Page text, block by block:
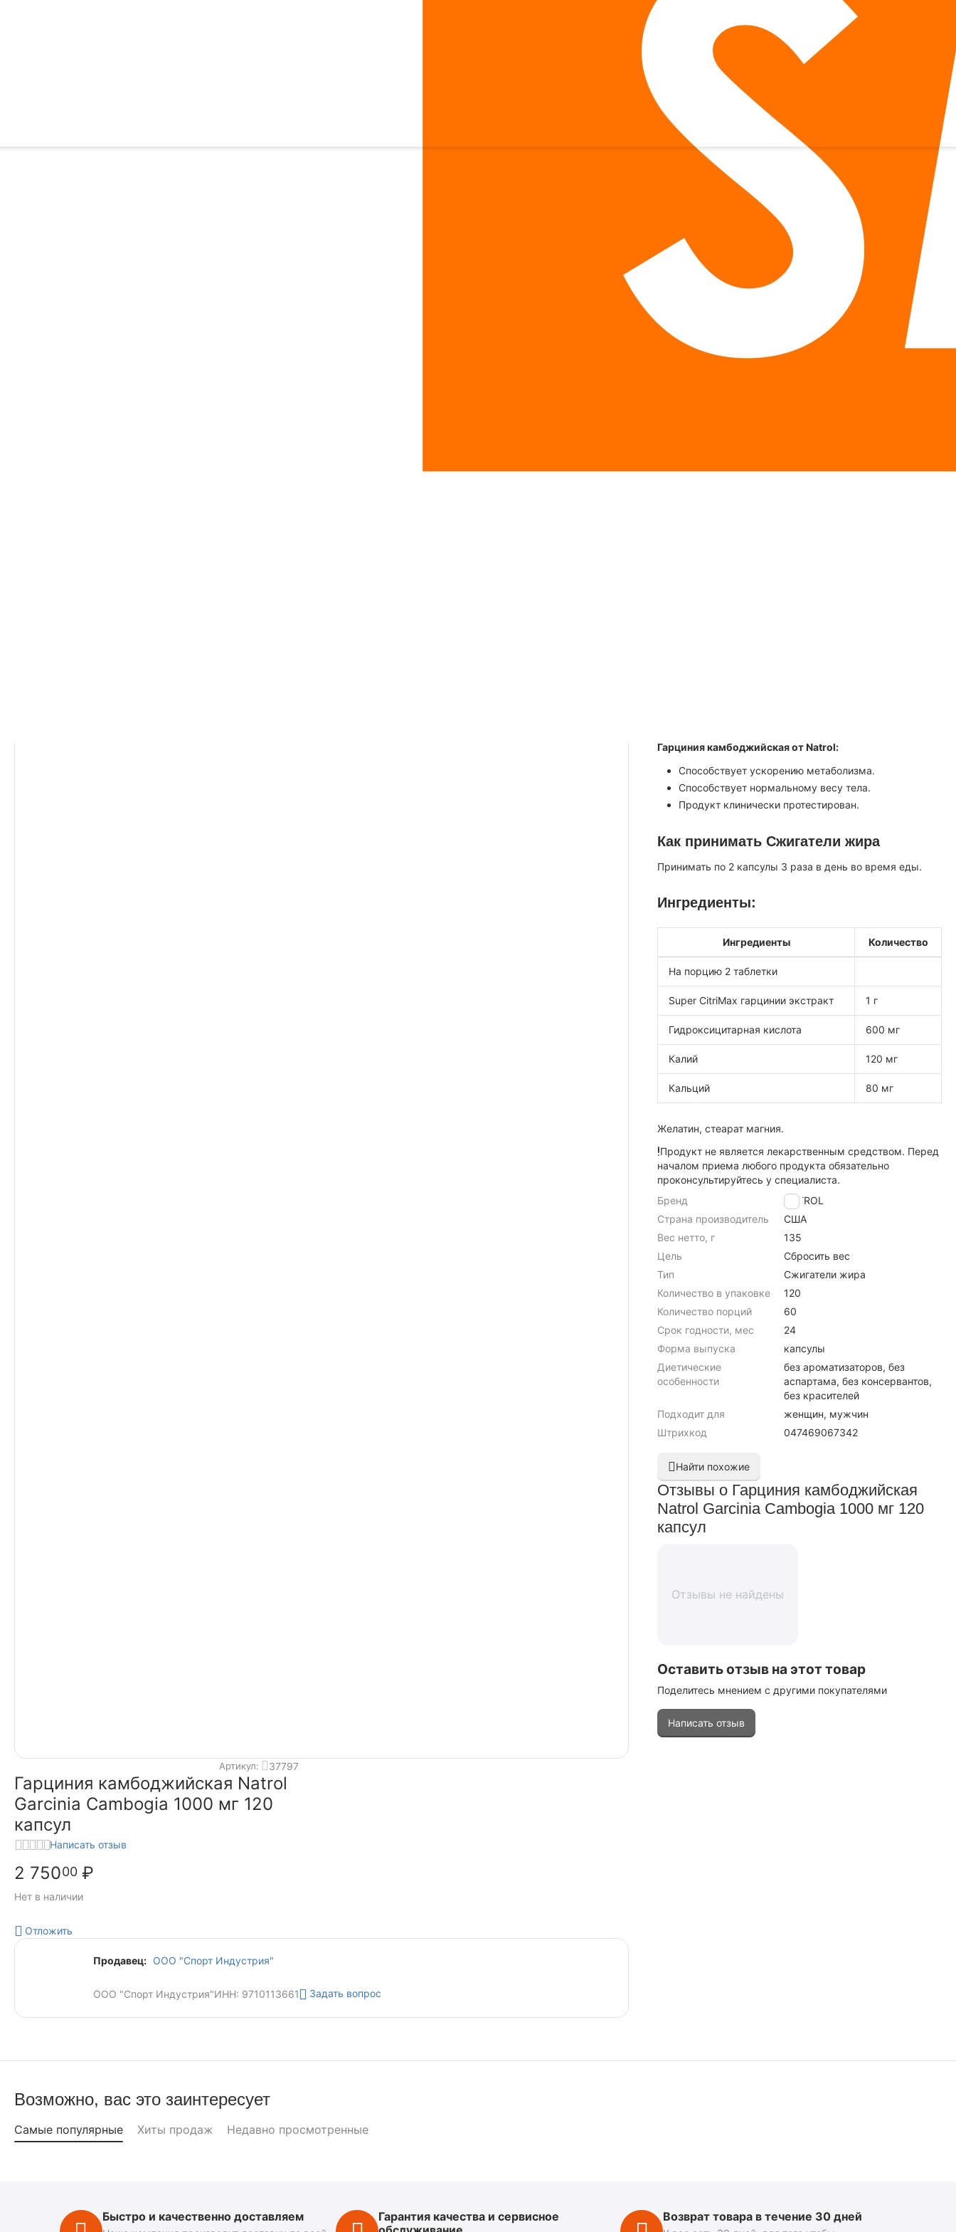
Артикул: 37797
Гарциния камбоджийская Natrol
Garcinia Cambogia 1000 мг 120
капсул
Написать отзыв
2 75000 ₽
Нет в наличии
Отложить
Продавец: ООО "Спорт Индустрия"
ООО "Спорт Индустрия"ИНН: 9710113661 Задать вопрос
Гарциния камбоджийская от Natrol:
Способствует ускорению метаболизма.
Способствует нормальному весу тела.
Продукт клинически протестирован.
Как принимать Сжигатели жира
Принимать по 2 капсулы 3 раза в день во время еды.
Ингредиенты:
Ингредиенты Количество
На порцию 2 таблетки
Super CitriMax гарцинии экстракт 1 г
Гидроксицитарная кислота 600 мг
Калий 120 мг
Кальций 80 мг
Желатин, стеарат магния.
Продукт не является лекарственным средством. Перед
началом приема любого продукта обязательно
проконсультируйтесь у специалиста.
Бренд
NATROL
Страна производитель
США
Вес нетто, г
135
Цель
Сбросить вес
Тип
Сжигатели жира
Количество в упаковке
120
Количество порций
60
Срок годности, мес
24
Форма выпуска
капсулы
Диетические
особенности
без ароматизаторов, без
аспартама, без консервантов,
без красителей
Подходит для
женщин, мужчин
Штрихкод
047469067342
Найти похожие
Отзывы о Гарциния камбоджийская
Natrol Garcinia Cambogia 1000 мг 120
капсул
Отзывы не найдены
Оставить отзыв на этот товар
Поделитесь мнением с другими покупателями
Написать отзыв
Возможно, вас это заинтересует
Самые популярные Хиты продаж Недавно просмотренные
Быстро и качественно доставляем
Гарантия качества и сервисное
Возврат товара в течение 30 дней